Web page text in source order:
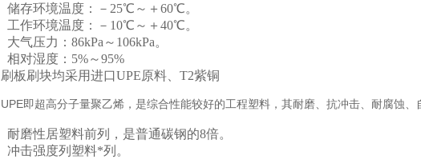
储存环境温度：－25℃～＋60℃。
工作环境温度：－10℃～＋40℃。
大气压力：86kPa～106kPa。
相对湿度：5%～95%
刷板刷块均采用进口UPE原料、T2紫铜
UPE即超高分子量聚乙烯，是综合性能较好的工程塑料，其耐磨、抗冲击、耐腐蚀
耐磨性居塑料前列，是普通碳钢的8倍。
冲击强度列塑料*列。